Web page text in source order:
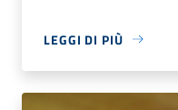
LEGGI DI PIÙ